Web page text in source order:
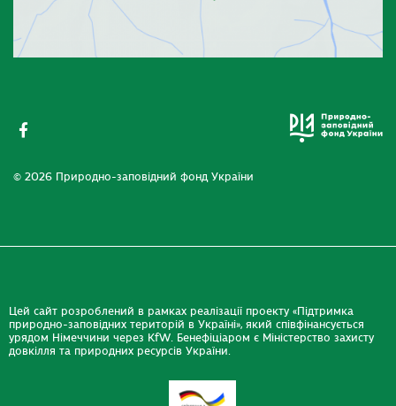
© 2026 Природно-заповідний фонд України
Цей сайт розроблений в рамках реалізації проекту «Підтримка
природно-заповідних територій в Україні», який співфінансується
урядом Німеччини через KfW. Бенефіціаром є Міністерство захисту
довкілля та природних ресурсів України.